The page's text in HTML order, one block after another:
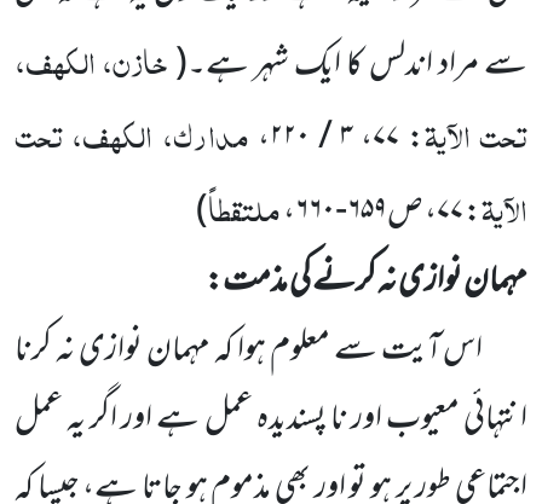
سے مراد اندلس کا ایک شہر ہے۔(خازن، الکہف،
تحت الآیۃ: ۷۷، ۳ / ۲۲۰،
مدارک، الکہف، تحت
الآیۃ: ۷۷، ص۶۵۹-۶۶۰، ملتقطاً)
مہمان نوازی نہ کرنے کی مذمت:
اس آیت سے معلوم ہوا کہ مہمان نوازی نہ کرنا
انتہائی معیوب اور نا پسندیدہ عمل ہے اور اگر یہ عمل
اجتماعی طور پر ہو تو اور بھی مذموم ہو جاتا ہے، جیسا کہ